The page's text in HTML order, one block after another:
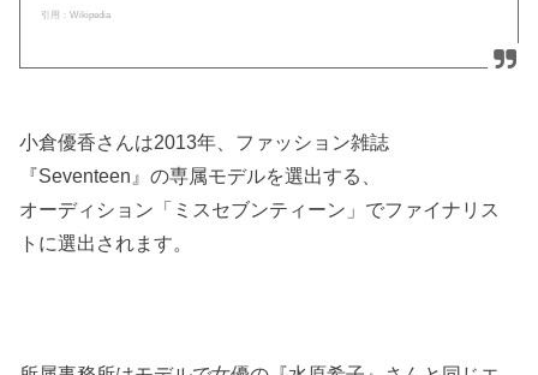
引用：Wikipedia
小倉優香さんは2013年、ファッション雑誌
『Seventeen』の専属モデルを選出する、
オーディション「ミスセブンティーン」でファイナリス
ト に選出されます。